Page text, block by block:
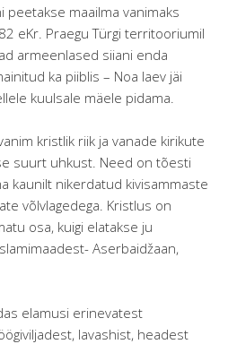
peetakse maailma vanimaks
eKr. Praegu Türgi territooriumil
armeenlased siiani enda
ka piiblis – Noa laev jäi
kuulsale mäele pidama.
kristlik riik ja vanade kirikute
suurt uhkust. Need on tõesti
kaunilt nikerdatud kivisammaste
võlvlagedega. Kristlus on
osa, kuigi elatakse ju
Aserbaidžaan,
elamusi erinevatest
lavashist, headest